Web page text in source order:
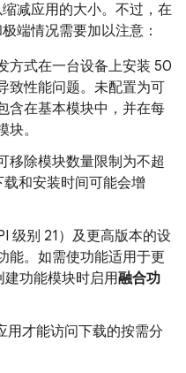
减应用的大小。不过，在
端情况需要加以注意：
方式在一台设备上安装 50
致性能问题。未配置为可
含在基本模块中，并在每
。
移除模块数量限制为不超
和安装时间可能会增
级别 21）及更高版本的设
能。如需使功能适用于更
功能模块时启用融合功
用才能访问下载的按需分